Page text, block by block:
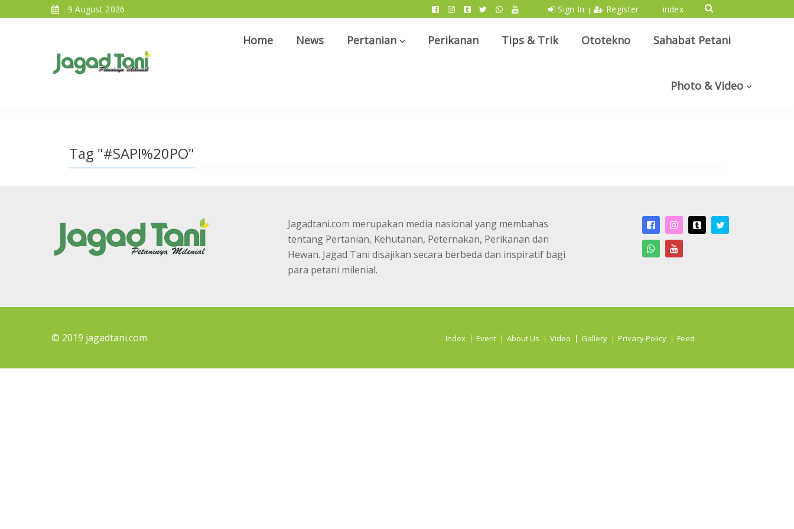
9 August 2026 Sign In | Register index
Home News Pertanian Perikanan Tips & Trik Ototekno Sahabat Petani
Photo & Video
Tag "#SAPI%20PO"
Jagadtani.com merupakan media nasional yang membahas
tentang Pertanian, Kehutanan, Peternakan, Perikanan dan
Hewan. Jagad Tani disajikan secara berbeda dan inspiratif bagi
para petani milenial.
© 2019 jagadtani.com Index Event About Us Video Gallery Privacy Policy Feed